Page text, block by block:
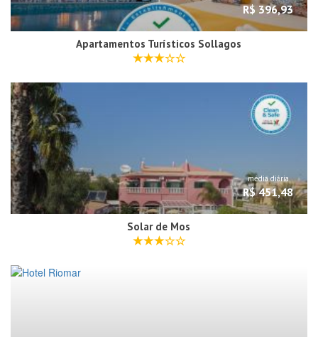
R$ 396,93
Apartamentos Turísticos Sollagos
média diária
R$ 451,48
Solar de Mos